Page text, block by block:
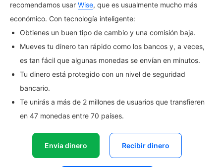
recomendamos usar Wise, que es usualmente mucho más
económico. Con tecnología inteligente:
Obtienes un buen tipo de cambio y una comisión baja.
Mueves tu dinero tan rápido como los bancos y, a veces,
es tan fácil que algunas monedas se envían en minutos.
Tu dinero está protegido con un nivel de seguridad
bancario.
Te unirás a más de 2 millones de usuarios que transfieren
en 47 monedas entre 70 países.
Envía dinero Recibir dinero